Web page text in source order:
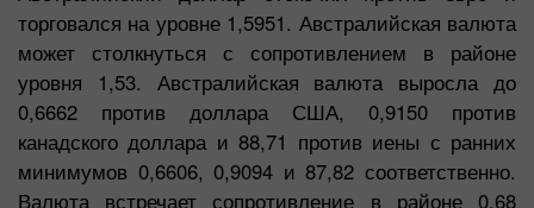
торговался на уровне 1,5951. Австралийская валюта
может столкнуться с сопротивлением в районе
уровня 1,53. Австралийская валюта выросла до
0,6662 против доллара США, 0,9150 против
канадского доллара и 88,71 против иены с ранних
минимумов 0,6606, 0,9094 и 87,82 соответственно.
Валюта встречает сопротивление в районе 0,68